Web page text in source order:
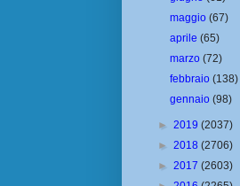
maggio(67)
aprile(65)
marzo(72)
febbraio(138)
gennaio(98)
► 2019 (2037)
► 2018 (2706)
► 2017 (2603)